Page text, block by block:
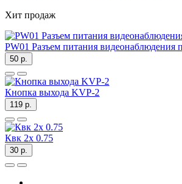
Хит продаж
PW01 Разъем питания видеонаблюдения
50 р.
Кнопка выхода KVP-2
119 р.
Квк 2х 0.75
30 р.